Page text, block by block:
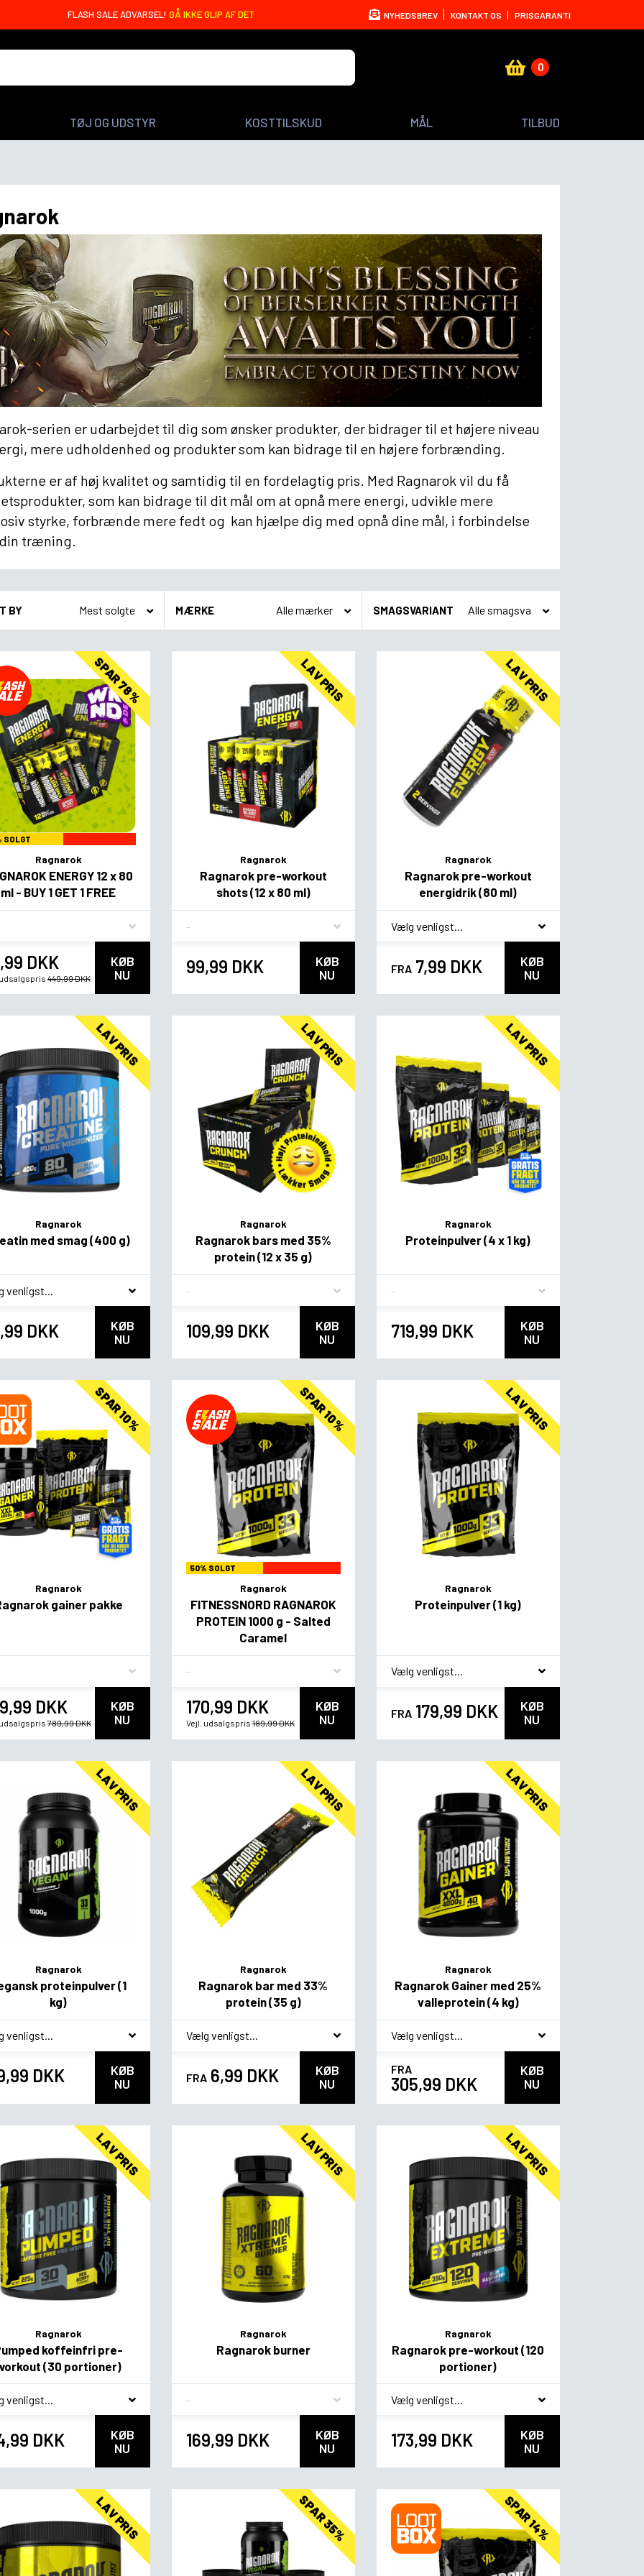
OREO BARS MED 20G PROTEIN - KUN 4,99 DKK 🤩 NYHEDSBREV KONTAKT OS PRISGARANTI
0
TØJ OG UDSTYR KOSTTILSKUD MÅL TILBUD
serien er udarbejdet til dig som ønsker produkter, der bidrager til et højere niveau
mere udholdenhed og produkter som kan bidrage til en højere forbrænding.
er af høj kvalitet og samtidig til en fordelagtig pris. Med Ragnarok vil du få
som kan bidrage til dit mål om at opnå mere energi, udvikle mere
styrke, forbrænde mere fedt og kan hjælpe dig med opnå dine mål, i forbindelse
træning.
BY MÆRKE SMAGSVARIANT
SPAR 78%
SOLGT
Ragnarok
ENERGY 12 x 80
ml - BUY 1 GET 1 FREE
DKK
449,99 DKK
KØB
NU
LAV PRIS
Ragnarok
Ragnarok pre-workout
shots (12 x 80 ml)
99,99 DKK
KØB
NU
LAV PRIS
Ragnarok
Ragnarok pre-workout
energidrik (80 ml)
* Smagsvariant
FRA7,99 DKK
KØB
NU
LAV PRIS
Ragnarok
med smag (400 g)
DKK
KØB
NU
LAV PRIS
Ragnarok
Ragnarok bars med 35%
protein (12 x 35 g)
109,99 DKK
KØB
NU
LAV PRIS
Ragnarok
Proteinpulver (4 x 1 kg)
719,99 DKK
KØB
NU
SPAR 10%
Ragnarok
gainer pakke
DKK
789,99 DKK
KØB
NU
SPAR 10%
50% SOLGT
Ragnarok
FITNESSNORD RAGNAROK
PROTEIN 1000 g - Salted
Caramel
170,99 DKK
Vejl. udsalgspris 189,99 DKK
KØB
NU
LAV PRIS
Ragnarok
Proteinpulver (1 kg)
* Smagsvariant
FRA179,99 DKK
KØB
NU
LAV PRIS
Ragnarok
proteinpulver (1
kg)
DKK
KØB
NU
LAV PRIS
Ragnarok
Ragnarok bar med 33%
protein (35 g)
* Smagsvariant
FRA6,99 DKK
KØB
NU
LAV PRIS
Ragnarok
Ragnarok Gainer med 25%
valleprotein (4 kg)
* Smagsvariant
FRA
305,99 DKK
KØB
NU
LAV PRIS
Ragnarok
koffeinfri pre-
(30 portioner)
DKK
KØB
NU
LAV PRIS
Ragnarok
Ragnarok burner
169,99 DKK
KØB
NU
LAV PRIS
Ragnarok
Ragnarok pre-workout (120
portioner)
* Smagsvariant
173,99 DKK
KØB
NU
LAV PRIS SPAR 35% SPAR 14%